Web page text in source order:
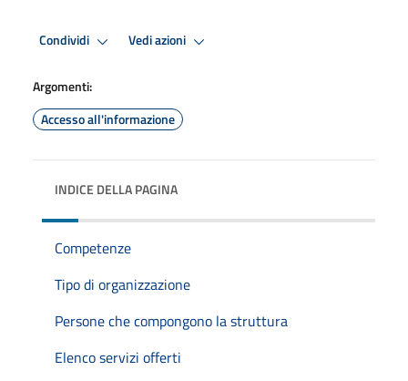
Condividi Vedi azioni
Argomenti:
Accesso all'informazione
INDICE DELLA PAGINA
Competenze
Tipo di organizzazione
Persone che compongono la struttura
Elenco servizi offerti